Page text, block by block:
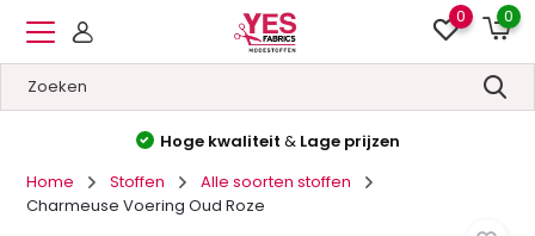
0 0
Hoge kwaliteit & Lage prijzen
Home
Stoffen
Alle soorten stoffen
Charmeuse Voering Oud Roze